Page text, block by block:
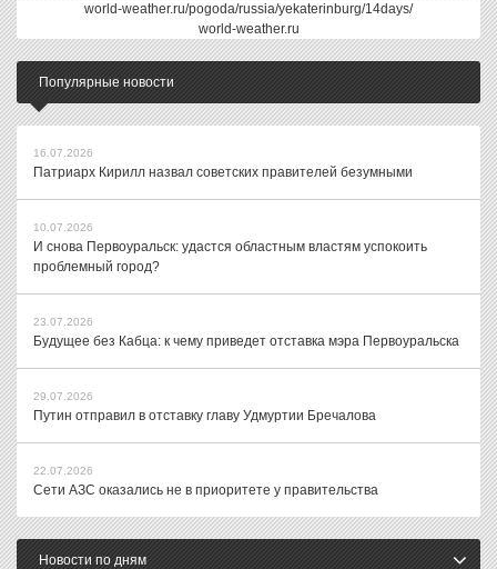
world-weather.ru/pogoda/russia/yekaterinburg/14days/
world-weather.ru
Популярные новости
16.07.2026
Патриарх Кирилл назвал советских правителей безумными
10.07.2026
И снова Первоуральск: удастся областным властям успокоить
проблемный город?
23.07.2026
Будущее без Кабца: к чему приведет отставка мэра Первоуральска
29.07.2026
Путин отправил в отставку главу Удмуртии Бречалова
22.07.2026
Сети АЗС оказались не в приоритете у правительства
Новости по дням